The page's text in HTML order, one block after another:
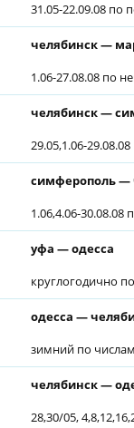
31.05-22.09.08 по
челябинск —
1.06-27.08.08 по
челябинск —
29.05,1.06-
симферополь —
1.06,4.06-30.08.08
уфа — одесса
круглогодично
одесса —
зимний по числам
челябинск —
28,30/05,